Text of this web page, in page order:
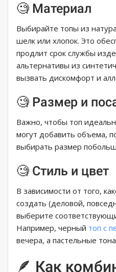
🧐 Материал
Выбирайте топы из
шелк или хлопок. Это
продлит срок службы
альтернативы из
вызвать дискомфорт и
🧐 Размер и
Важно, чтобы топ
могут добавить объема,
выбирать размер
🧐 Стиль и цвет
В зависимости от того,
создать (деловой,
выберите
Например, черный топ с
вечера, а пастельные
🪶 Как